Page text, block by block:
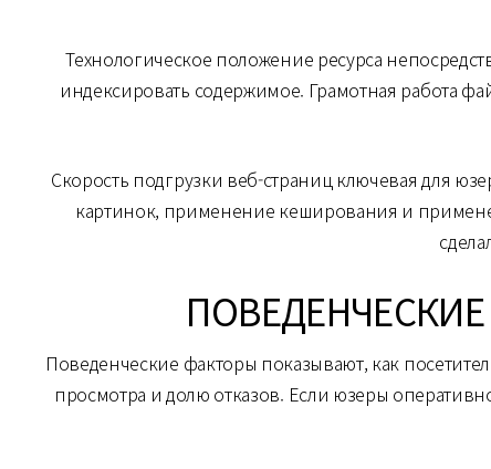
Технологическое положение ресурса
индексировать содержимое. Грамотная работа
Скорость подгрузки веб-страниц ключевая для
картинок, применение кеширования и
Поведенческие факторы показывают, как
просмотра и долю отказов. Если юзеры